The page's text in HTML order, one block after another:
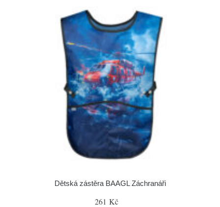
Dětská zástěra BAAGL Záchranáři
261 Kč